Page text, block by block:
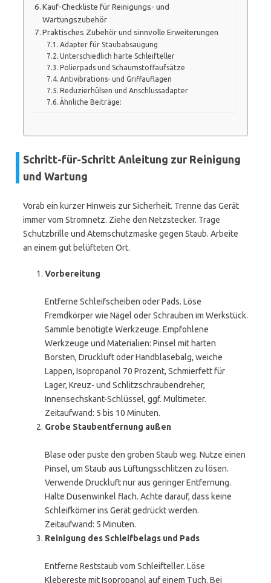
Kauf-Checkliste für Reinigungs- und
Wartungszubehör
Praktisches Zubehör und sinnvolle Erweiterungen
Adapter für Staubabsaugung
Unterschiedlich harte Schleifteller
Polierpads und Schaumstoffaufsätze
Antivibrations- und Griffauflagen
Reduzierhülsen und Anschlussadapter
Ähnliche Beiträge:
Schritt-für-Schritt Anleitung zur Reinigung
und Wartung
Vorab ein kurzer Hinweis zur Sicherheit. Trenne das Gerät
immer vom Stromnetz. Ziehe den Netzstecker. Trage
Schutzbrille und Atemschutzmaske gegen Staub. Arbeite
an einem gut belüfteten Ort.
Vorbereitung
Entferne Schleifscheiben oder Pads. Löse
Fremdkörper wie Nägel oder Schrauben im Werkstück.
Sammle benötigte Werkzeuge. Empfohlene
Werkzeuge und Materialien: Pinsel mit harten
Borsten, Druckluft oder Handblasebalg, weiche
Lappen, Isopropanol 70 Prozent, Schmierfett für
Lager, Kreuz- und Schlitzschraubendreher,
Innensechskant-Schlüssel, ggf. Multimeter.
Zeitaufwand: 5 bis 10 Minuten.
Grobe Staubentfernung außen
Blase oder puste den groben Staub weg. Nutze einen
Pinsel, um Staub aus Lüftungsschlitzen zu lösen.
Verwende Druckluft nur aus geringer Entfernung.
Halte Düsenwinkel flach. Achte darauf, dass keine
Schleifkörner ins Gerät gedrückt werden.
Zeitaufwand: 5 Minuten.
Reinigung des Schleifbelags und Pads
Entferne Reststaub vom Schleifteller. Löse
Klebereste mit Isopropanol auf einem Tuch. Bei